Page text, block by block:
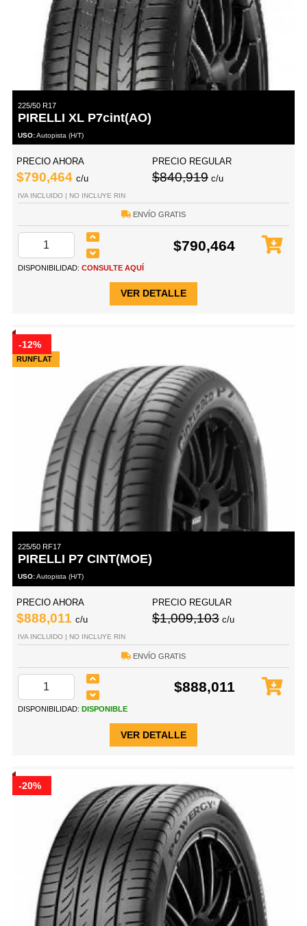
225/50 R17
PIRELLI XL P7cint(AO)
USO:Autopista (H/T)
PRECIO AHORA
$790,464 c/u
PRECIO REGULAR
$840,919 c/u
IVA INCLUIDO | NO INCLUYE RIN
ENVÍO GRATIS
$790,464
DISPONIBILIDAD: CONSULTE AQUÍ
VER DETALLE
RUNFLAT
-12%
225/50 RF17
PIRELLI P7 CINT(MOE)
USO:Autopista (H/T)
PRECIO AHORA
$888,011 c/u
PRECIO REGULAR
$1,009,103 c/u
IVA INCLUIDO | NO INCLUYE RIN
ENVÍO GRATIS
$888,011
DISPONIBILIDAD: DISPONIBLE
VER DETALLE
-20%